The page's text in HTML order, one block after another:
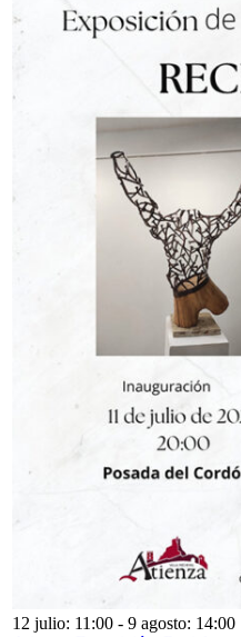
12 julio: 11:00 - 9 agosto: 14:00